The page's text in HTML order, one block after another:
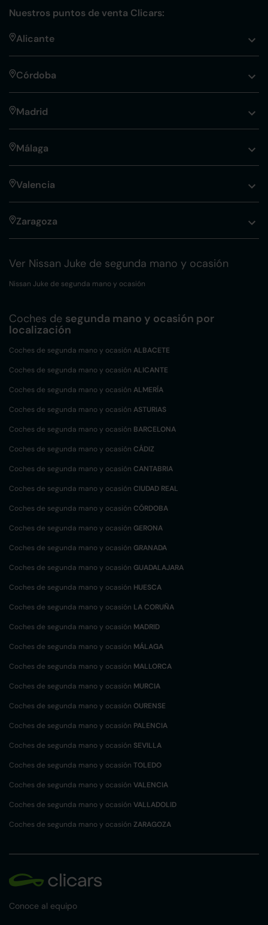
Nuestros puntos de venta Clicars:
Alicante
Córdoba
Madrid
Málaga
Valencia
Zaragoza
Ver Nissan Juke de segunda mano y ocasión
Nissan Juke de segunda mano y ocasión
Coches de segunda mano y ocasión por
localización
Coches de segunda mano y ocasión ALBACETE
Coches de segunda mano y ocasión ALICANTE
Coches de segunda mano y ocasión ALMERÍA
Coches de segunda mano y ocasión ASTURIAS
Coches de segunda mano y ocasión BARCELONA
Coches de segunda mano y ocasión CÁDIZ
Coches de segunda mano y ocasión CANTABRIA
Coches de segunda mano y ocasión CIUDAD REAL
Coches de segunda mano y ocasión CÓRDOBA
Coches de segunda mano y ocasión GERONA
Coches de segunda mano y ocasión GRANADA
Coches de segunda mano y ocasión GUADALAJARA
Coches de segunda mano y ocasión HUESCA
Coches de segunda mano y ocasión LA CORUÑA
Coches de segunda mano y ocasión MADRID
Coches de segunda mano y ocasión MÁLAGA
Coches de segunda mano y ocasión MALLORCA
Coches de segunda mano y ocasión MURCIA
Coches de segunda mano y ocasión OURENSE
Coches de segunda mano y ocasión PALENCIA
Coches de segunda mano y ocasión SEVILLA
Coches de segunda mano y ocasión TOLEDO
Coches de segunda mano y ocasión VALENCIA
Coches de segunda mano y ocasión VALLADOLID
Coches de segunda mano y ocasión ZARAGOZA
Conoce al equipo